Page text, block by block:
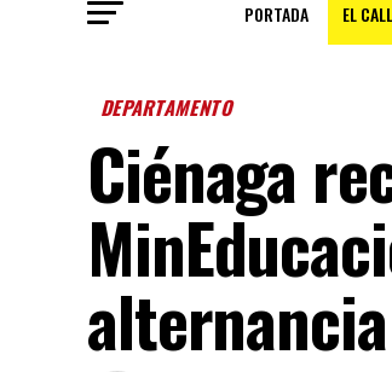
PORTADA EL
DEPARTAMENTO
Ciénaga
alternancia